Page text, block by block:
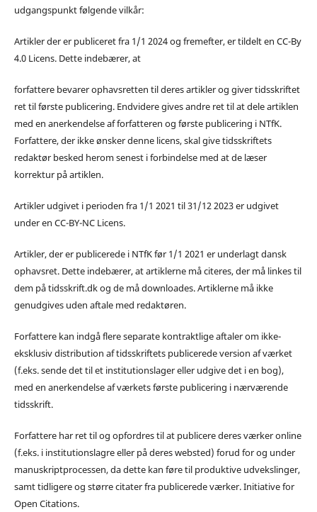
udgangspunkt følgende vilkår:
Artikler der er publiceret fra 1/1 2024 og fremefter, er tildelt en CC-By
4.0 Licens. Dette indebærer, at
forfattere bevarer ophavsretten til deres artikler og giver tidsskriftet
ret til første publicering. Endvidere gives andre ret til at dele artiklen
med en anerkendelse af forfatteren og første publicering i NTfK.
Forfattere, der ikke ønsker denne licens, skal give tidsskriftets
redaktør besked herom senest i forbindelse med at de læser
korrektur på artiklen.
Artikler udgivet i perioden fra 1/1 2021 til 31/12 2023 er udgivet
under en CC-BY-NC Licens.
Artikler, der er publicerede i NTfK før 1/1 2021 er underlagt dansk
ophavsret. Dette indebærer, at artiklerne må citeres, der må linkes til
dem på tidsskrift.dk og de må downloades. Artiklerne må ikke
genudgives uden aftale med redaktøren.
Forfattere kan indgå flere separate kontraktlige aftaler om ikke-
eksklusiv distribution af tidsskriftets publicerede version af værket
(f.eks. sende det til et institutionslager eller udgive det i en bog),
med en anerkendelse af værkets første publicering i nærværende
tidsskrift.
Forfattere har ret til og opfordres til at publicere deres værker online
(f.eks. i institutionslagre eller på deres websted) forud for og under
manuskriptprocessen, da dette kan føre til produktive udvekslinger,
samt tidligere og større citater fra publicerede værker. Initiative for
Open Citations.